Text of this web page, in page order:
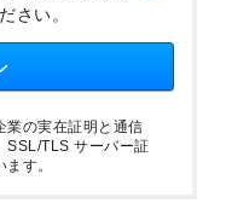
さい。
業の実在証明と通信
SSL/TLS サーバー証
す。